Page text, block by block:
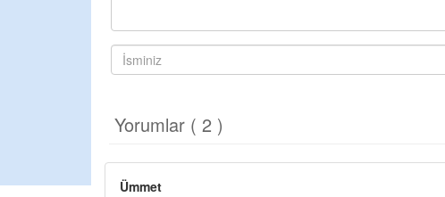
Yorumlar ( 2 )
Ümmet